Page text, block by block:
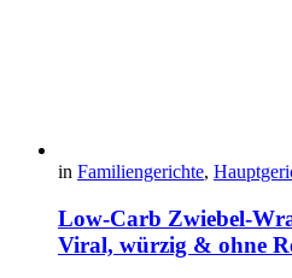
in Familiengerichte,
Low-Carb Zwiebel-
Viral, würzig & ohne